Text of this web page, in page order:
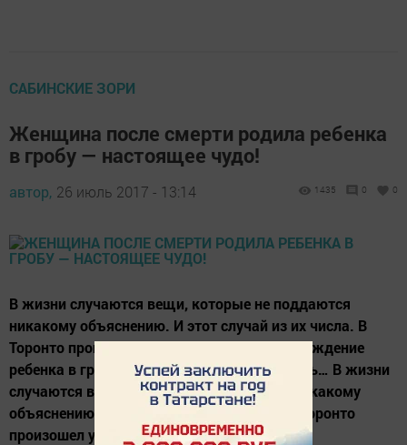
САБИНСКИЕ ЗОРИ
Женщина после смерти родила ребенка
в гробу — настоящее чудо!
автор, 26 июль 2017 - 13:14 1435 0 0
В жизни случаются вещи, которые не поддаются
никакому объяснению. И этот случай из их числа. В
Торонто произошел уникальный случай - рождение
ребенка в гробу. Этот случай нельзя назвать… В жизни
случаются вещи, которые не поддаются никакому
объяснению. И этот случай из их числа. В Торонто
произошел уникальный случай -...